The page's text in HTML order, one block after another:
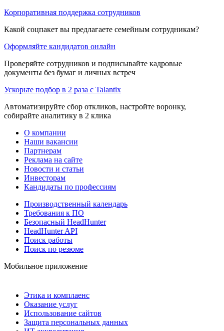
Корпоративная поддержка сотрудников
Какой соцпакет вы предлагаете семейным сотрудникам?
Оформляйте кандидатов онлайн
Проверяйте сотрудников и подписывайте кадровые
документы без бумаг и личных встреч
Ускорьте подбор в 2 раза с Talantix
Автоматизируйте сбор откликов, настройте воронку,
собирайте аналитику в 2 клика
О компании
Наши вакансии
Партнерам
Реклама на сайте
Новости и статьи
Инвесторам
Кандидаты по профессиям
Производственный календарь
Требования к ПО
Безопасный HeadHunter
HeadHunter API
Поиск работы
Поиск по резюме
Мобильное приложение
Этика и комплаенс
Оказание услуг
Использование сайтов
Защита персональных данных